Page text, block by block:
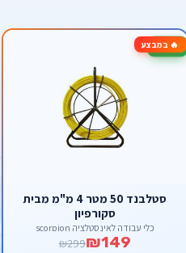
🔥 במבצע-50%
סטלבנד 50 מטר 4 מ"מ מבית
סקורפיון
כלי עבודה לאינסטלציה scorpion
₪149
₪299